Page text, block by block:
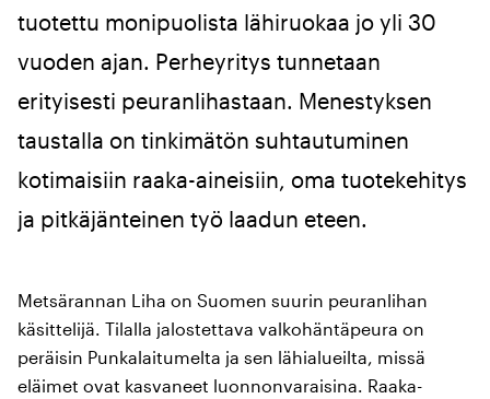
tuotettu monipuolista lähiruokaa jo yli 30
vuoden ajan. Perheyritys tunnetaan
erityisesti peuranlihastaan. Menestyksen
taustalla on tinkimätön suhtautuminen
kotimaisiin raaka-aineisiin, oma tuotekehitys
ja pitkäjänteinen työ laadun eteen.
Metsärannan Liha on Suomen suurin peuranlihan
käsittelijä. Tilalla jalostettava valkohäntäpeura on
peräisin Punkalaitumelta ja sen lähialueilta, missä
eläimet ovat kasvaneet luonnonvaraisina. Raaka-